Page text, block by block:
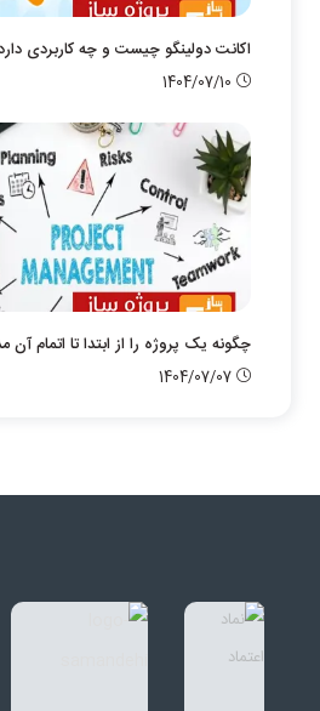
اکانت دولینگو چیست و چه کاربردی
1404/07/10
چگونه یک پروژه را از ابتدا تا اتمام آن
1404/07/07